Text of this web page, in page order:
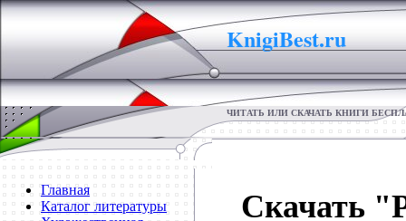
KnigiBest.ru
ЧИТАТЬ ИЛИ СКАЧАТЬ КНИГИ
Главная
Каталог литературы
Скачать